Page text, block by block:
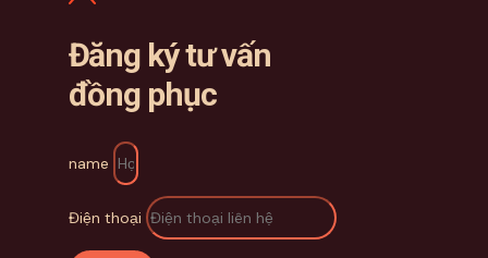
Đăng ký tư vấn
đồng phục
name
Điện thoại